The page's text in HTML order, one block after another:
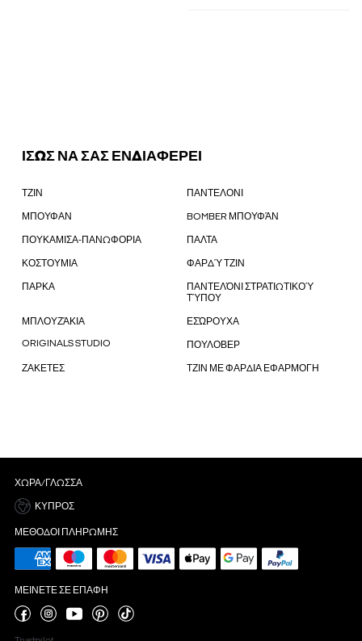
ΙΣΩΣ ΝΑ ΣΑΣ ΕΝΔΙΑΦΕΡΕΙ
ΤΖΙΝ ΠΑΝΤΕΛΟΝΙ
ΜΠΟΥΦΑΝ BOMBER ΜΠΟΥΦΆΝ
ΠΟΥΚΑΜΙΣΑ-ΠΑΝΩΦΟΡΙΑ ΠΑΛΤΑ
ΚΟΣΤΟΥΜΙΑ ΦΑΡΔΎ ΤΖΙΝ
ΠΑΡΚΑ
ΠΑΝΤΕΛΌΝΙ ΣΤΡΑΤΙΩΤΙΚΟΎ
ΤΎΠΟΥ
ΜΠΛΟΥΖΆΚΙΑ ΕΣΏΡΟΥΧΑ
ORIGINALS STUDIO ΠΟΥΛΟΒΕΡ
ΖΑΚΕΤΕΣ ΤΖΙΝ ΜΕ ΦΑΡΔΙΑ ΕΦΑΡΜΟΓΗ
ΧΏΡΑ/ΓΛΏΣΣΑ
ΚΎΠΡΟΣ
ΜΈΘΟΔΟΙ ΠΛΗΡΩΜΉΣ
ΜΕΊΝΕΤΕ ΣΕ ΕΠΑΦΉ